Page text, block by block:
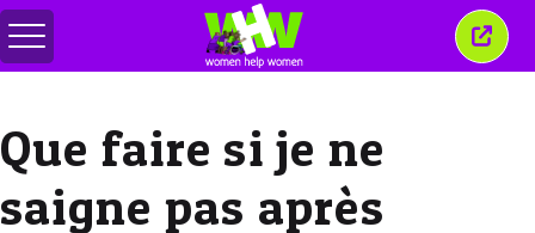
Basculer
le
cette
Que faire si je ne
saigne pas après